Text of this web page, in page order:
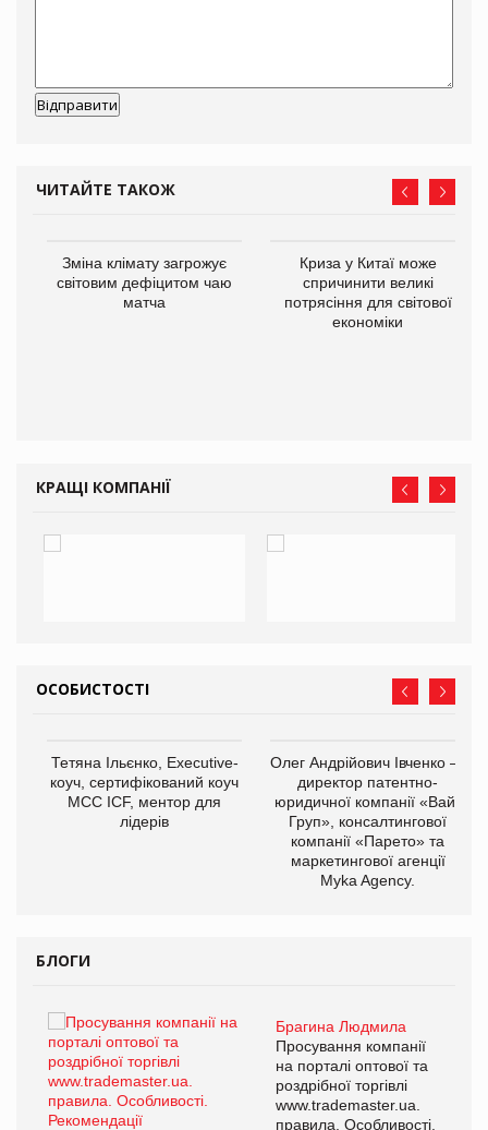
ЧИТАЙТЕ ТАКОЖ
Зміна клімату загрожує
світовим дефіцитом чаю
матча
Криза у Китаї може
спричинити великі
потрясіння для світової
економіки
КРАЩІ КОМПАНІЇ
ОСОБИСТОСТІ
Тетяна Ільєнко, Executive-
коуч, сертифікований коуч
МСС ICF, ментор для
лідерів
Олег Андрійович Івченко —
директор патентно-
юридичної компанії «Вайз
Груп», консалтингової
компанії «Парето» та
маркетингової агенції
Myka Agency.
БЛОГИ
Брагина Людмила
Просування компанії
на порталі оптової та
роздрібної торгівлі
www.trademaster.ua.
правила. Особливості.